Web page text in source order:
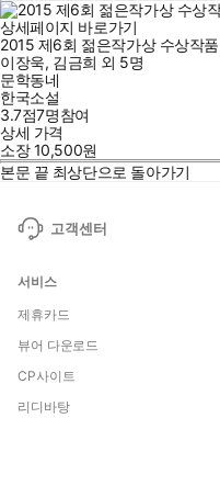
상세페이지 바로가기
2015 제6회 젊은작가상 수상작
이장욱, 김금희 외 5명
문학동네
한국소설
3.7점7명참여
상세 가격
소장10,500원
본문 끝 최상단으로 돌아가기
고객센터
서비스
제휴카드
뷰어 다운로드
CP사이트
리디바탕